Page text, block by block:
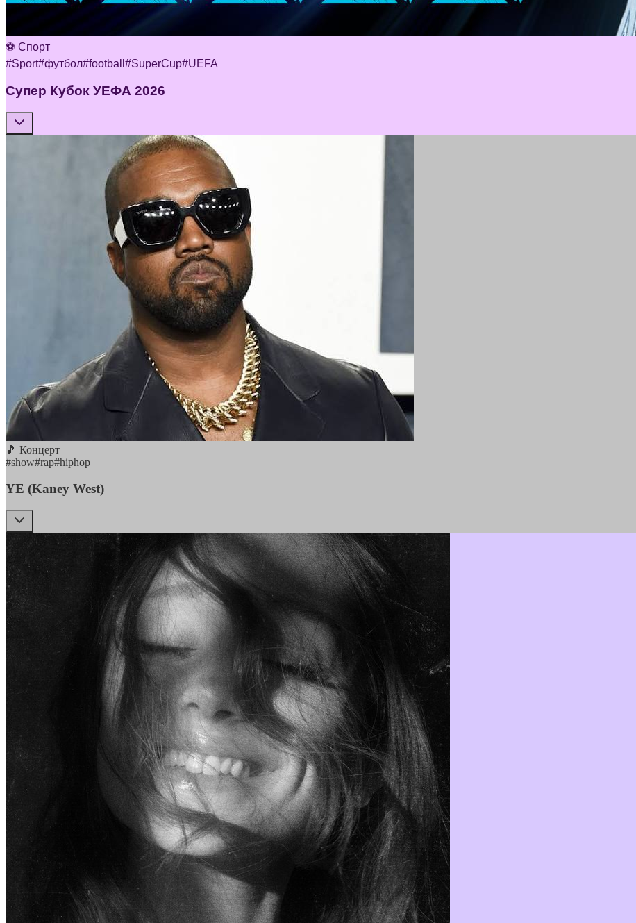
⚽ Спорт
#Sport#футбол#football #SuperCup#UEFA
Супер Кубок УЕФА 2026
🎵 Концерт
#show#rap#hiphop
YE (Kaney West)